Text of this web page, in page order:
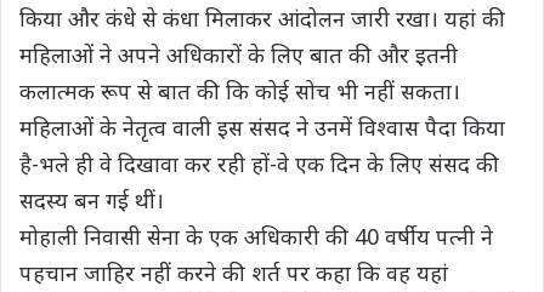
किया और कंधे से कंधा मिलाकर आंदोलन जारी रखा। यहां की
महिलाओं ने अपने अधिकारों के लिए बात की और इतनी
कलात्मक रूप से बात की कि कोई सोच भी नहीं सकता।
महिलाओं के नेतृत्व वाली इस संसद ने उनमें विश्वास पैदा किया
है-भले ही वे दिखावा कर रही हों-वे एक दिन के लिए संसद की
सदस्य बन गई थीं।
मोहाली निवासी सेना के एक अधिकारी की 40 वर्षीय पत्नी ने
पहचान जाहिर नहीं करने की शर्त पर कहा कि वह यहां